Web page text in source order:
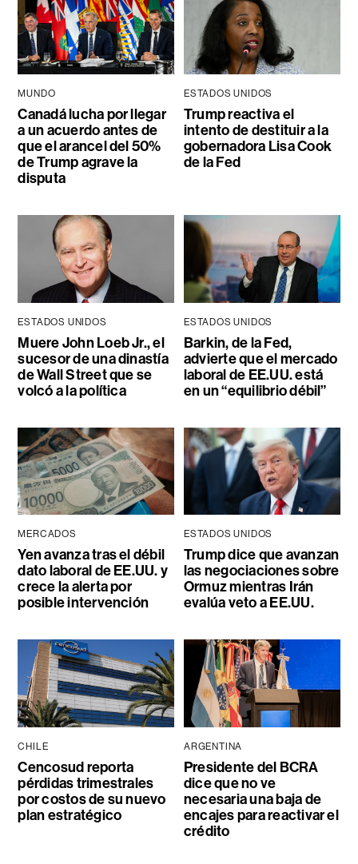
MUNDO
Canadá lucha por llegar
a un acuerdo antes de
que el arancel del 50%
de Trump agrave la
disputa
ESTADOS UNIDOS
Trump reactiva el
intento de destituir a la
gobernadora Lisa Cook
de la Fed
ESTADOS UNIDOS
Muere John Loeb Jr., el
sucesor de una dinastía
de Wall Street que se
volcó a la política
ESTADOS UNIDOS
Barkin, de la Fed,
advierte que el mercado
laboral de EE.UU. está
en un “equilibrio débil”
MERCADOS
Yen avanza tras el débil
dato laboral de EE.UU. y
crece la alerta por
posible intervención
ESTADOS UNIDOS
Trump dice que avanzan
las negociaciones sobre
Ormuz mientras Irán
evalúa veto a EE.UU.
CHILE
Cencosud reporta
pérdidas trimestrales
por costos de su nuevo
plan estratégico
ARGENTINA
Presidente del BCRA
dice que no ve
necesaria una baja de
encajes para reactivar el
crédito